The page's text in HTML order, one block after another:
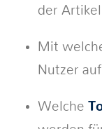
der
Mit
Nutzer
Welche